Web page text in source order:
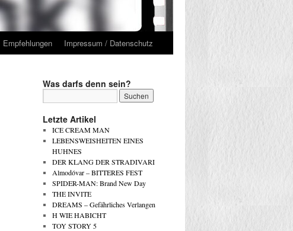
Empfehlungen Impressum / Datenschutz
Was darfs denn sein?
Letzte Artikel
ICE CREAM MAN
LEBENSWEISHEITEN EINES
HUHNES
DER KLANG DER STRADIVARI
Almodóvar – BITTERES FEST
SPIDER-MAN: Brand New Day
THE INVITE
DREAMS – Gefährliches Verlangen
H WIE HABICHT
TOY STORY 5